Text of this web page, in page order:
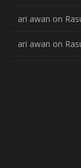
ari awan on
ari awan on